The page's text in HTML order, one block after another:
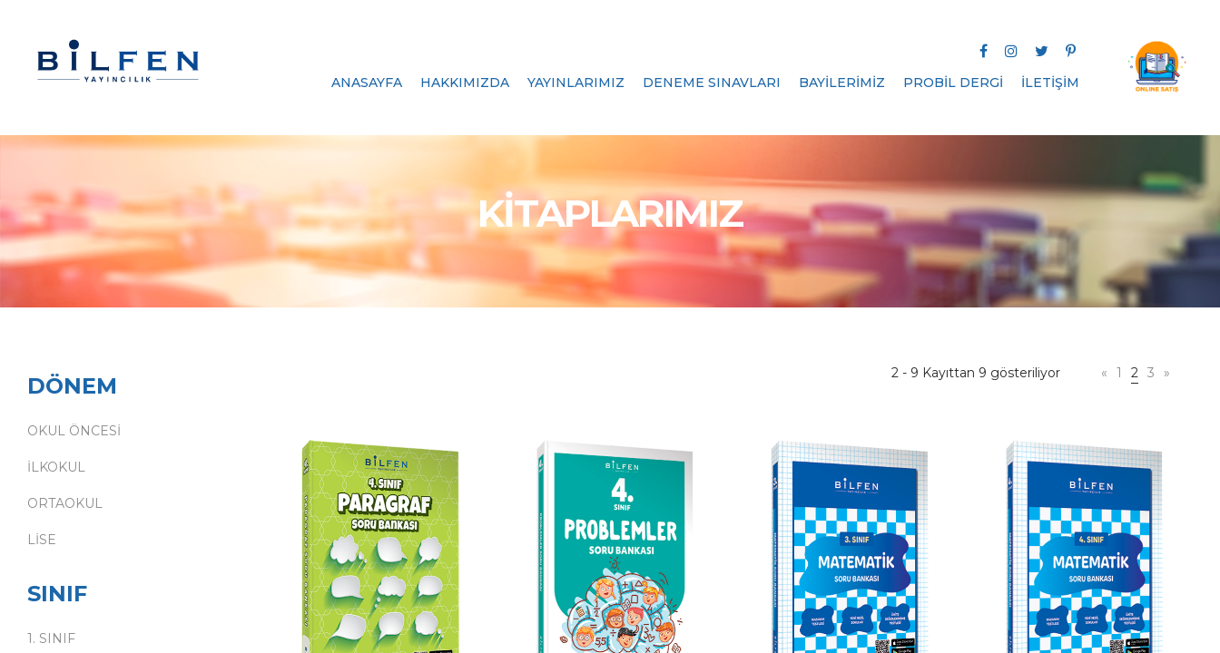
ANASAYFA HAKKIMIZDA YAYINLARIMIZ DENEME SINAVLARI BAYİLERİMİZ PROBİL DERGİ İLETİŞİM
KİTAPLARIMIZ
DÖNEM
OKUL ÖNCESİ
İLKOKUL
ORTAOKUL
LİSE
SINIF
1. SINIF
2 - 9 Kayıttan 9 gösteriliyor « 1 2 3 »